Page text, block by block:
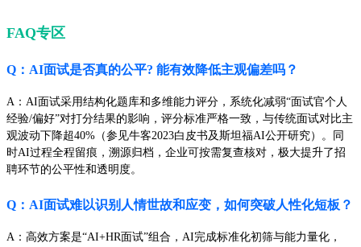
FAQ专区
Q：AI面试是否真的公平? 能有效降低主观偏差吗？
A：AI面试采用结构化题库和多维能力评分，系统化减弱“面试官个人
经验/偏好”对打分结果的影响，评分标准严格一致，与传统面试对比主
观波动下降超40%（参见牛客2023白皮书及斯坦福AI公开研究）。同
时AI过程全程留痕，溯源归档，企业可按需复查核对，极大提升了招
聘环节的公平性和透明度。
Q：AI面试难以识别人情世故和应变，如何突破人性化短板？
A：高效方案是“AI+HR面试”组合，AI完成标准化初筛与能力量化，